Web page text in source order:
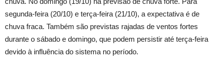
segunda-feira (20/10) e terça-feira (21/10), a expectativa é de
chuva fraca. Também são previstas rajadas de ventos fortes
durante o sábado e domingo, que podem persistir até terça-feira
devido à influência do sistema no período.